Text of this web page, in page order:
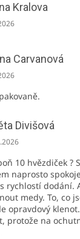
Kralova
obchodu je
Carvanová
obchodu je
Divišová
obchodu je
10 hvězdiček ?
naprosto
rychlostí dodání.
medy. To, co
opravdový
protože na